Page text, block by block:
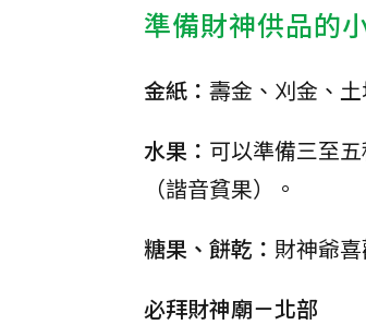
準備財神供品的
金紙： 壽金、刈金、
水果： 可以準備三至
（諧音貧果）。
糖果、餅乾： 財神爺
必拜財神廟－北部